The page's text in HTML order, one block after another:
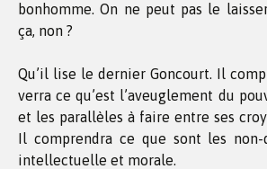
bonhomme. On ne peut pas le
ça, non ?
Qu’il lise le dernier Goncourt. Il
verra ce qu’est l’aveuglement du
et les parallèles à faire entre ses
Il comprendra ce que sont les
intellectuelle et morale.